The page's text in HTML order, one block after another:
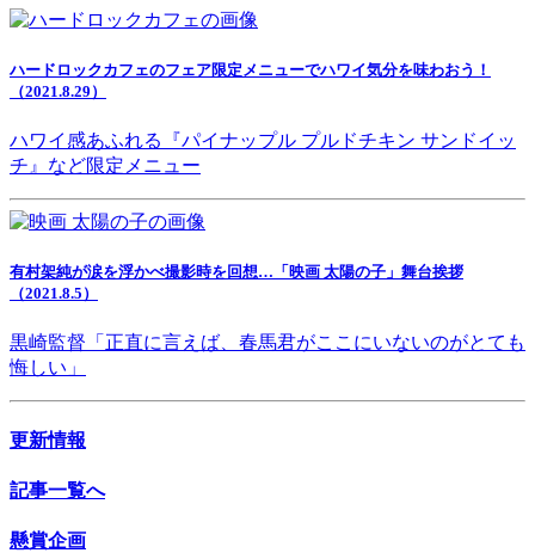
ハードロックカフェのフェア限定メニューでハワイ気分を味わおう！
（2021.8.29）
ハワイ感あふれる『パイナップル プルドチキン サンドイッ
チ』など限定メニュー
有村架純が涙を浮かべ撮影時を回想…「映画 太陽の子」舞台挨拶
（2021.8.5）
黒崎監督「正直に言えば、春馬君がここにいないのがとても
悔しい」
更新情報
記事一覧へ
懸賞企画